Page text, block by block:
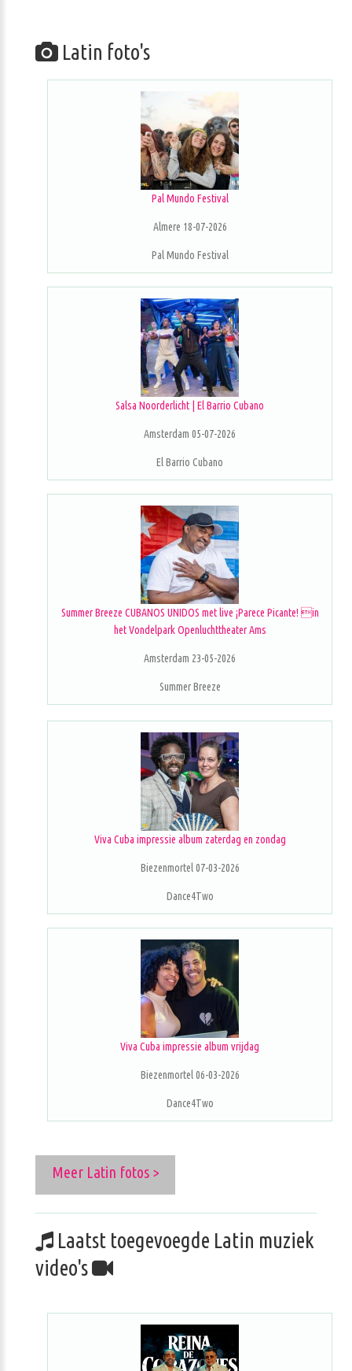
Latin foto's
Pal Mundo Festival
Almere 18-07-2026
Pal Mundo Festival
Salsa Noorderlicht | El Barrio Cubano
Amsterdam 05-07-2026
El Barrio Cubano
Summer Breeze CUBANOS UNIDOS met live ¡Parece Picante! in
het Vondelpark Openluchttheater Ams
Amsterdam 23-05-2026
Summer Breeze
Viva Cuba impressie album zaterdag en zondag
Biezenmortel 07-03-2026
Dance4Two
Viva Cuba impressie album vrijdag
Biezenmortel 06-03-2026
Dance4Two
Meer Latin fotos >
Laatst toegevoegde Latin muziek
video's